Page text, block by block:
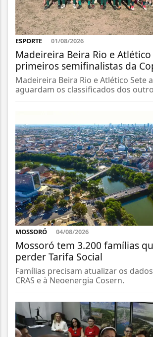
ESPORTE 01/08/2026
Madeireira Beira Rio e
primeiros semifinalistas da
Madeireira Beira Rio e Atlético Sete
aguardam os classificados dos
MOSSORÓ 04/08/2026
Mossoró tem 3.200 famílias
perder Tarifa Social
Famílias precisam atualizar os
CRAS e à Neoenergia Cosern.